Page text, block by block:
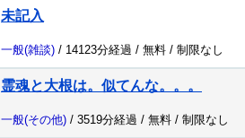
未記入
一般(雑談) / 14123分経過 / 無料 / 制限なし
霊魂と大根は。似てんな。。。
一般(その他) / 3519分経過 / 無料 / 制限なし